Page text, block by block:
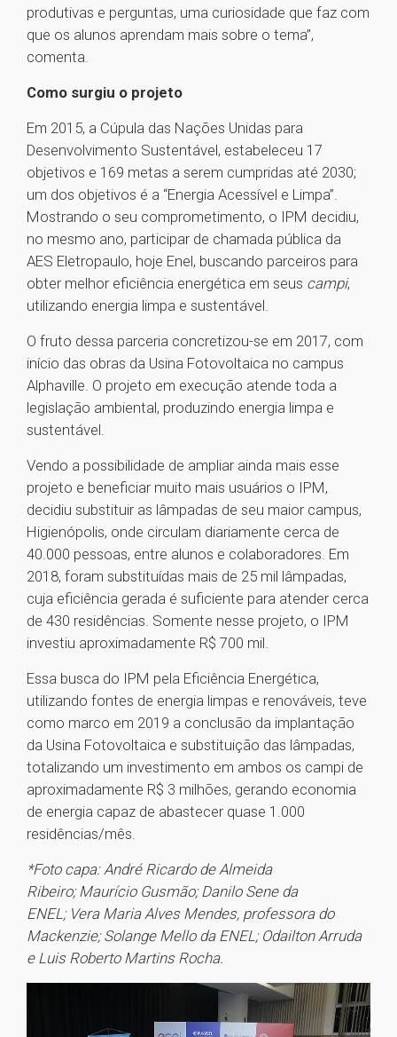
produtivas e perguntas, uma curiosidade que faz com
que os alunos aprendam mais sobre o tema”,
comenta.
Como surgiu o projeto
Em 2015, a Cúpula das Nações Unidas para
Desenvolvimento Sustentável, estabeleceu 17
objetivos e 169 metas a serem cumpridas até 2030;
um dos objetivos é a “Energia Acessível e Limpa”.
Mostrando o seu comprometimento, o IPM decidiu,
no mesmo ano, participar de chamada pública da
AES Eletropaulo, hoje Enel, buscando parceiros para
obter melhor eficiência energética em seus campi,
utilizando energia limpa e sustentável.
O fruto dessa parceria concretizou-se em 2017, com
início das obras da Usina Fotovoltaica no campus
Alphaville. O projeto em execução atende toda a
legislação ambiental, produzindo energia limpa e
sustentável.
Vendo a possibilidade de ampliar ainda mais esse
projeto e beneficiar muito mais usuários o IPM,
decidiu substituir as lâmpadas de seu maior campus,
Higienópolis, onde circulam diariamente cerca de
40.000 pessoas, entre alunos e colaboradores. Em
2018, foram substituídas mais de 25 mil lâmpadas,
cuja eficiência gerada é suficiente para atender cerca
de 430 residências. Somente nesse projeto, o IPM
investiu aproximadamente R$ 700 mil.
Essa busca do IPM pela Eficiência Energética,
utilizando fontes de energia limpas e renováveis, teve
como marco em 2019 a conclusão da implantação
da Usina Fotovoltaica e substituição das lâmpadas,
totalizando um investimento em ambos os campi de
aproximadamente R$ 3 milhões, gerando economia
de energia capaz de abastecer quase 1.000
residências/mês.
*Foto capa: André Ricardo de Almeida
Ribeiro; Maurício Gusmão; Danilo Sene da
ENEL; Vera Maria Alves Mendes, professora do
Mackenzie; Solange Mello da ENEL; Odailton Arruda
e Luis Roberto Martins Rocha.